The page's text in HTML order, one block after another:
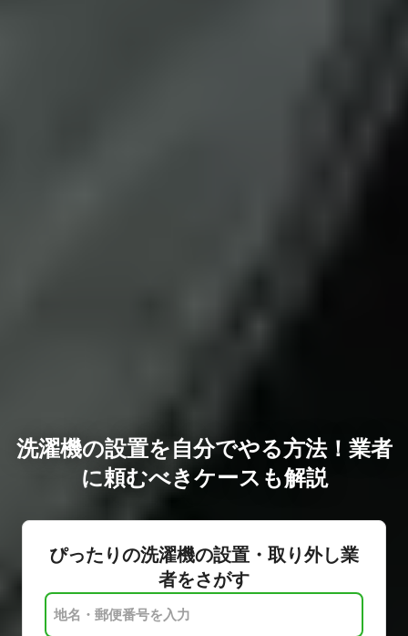
洗濯機の設置を自分でやる方法！業者
に頼むべきケースも解説
ぴったりの洗濯機の設置・取り外し業
者をさがす